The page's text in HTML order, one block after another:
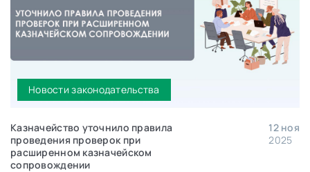
Новости законодательства
Казначейство уточнило правила
проведения проверок при
расширенном казначейском
сопровождении
12 ноя
2025